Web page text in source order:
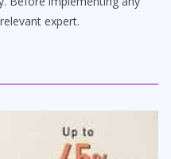
expert.